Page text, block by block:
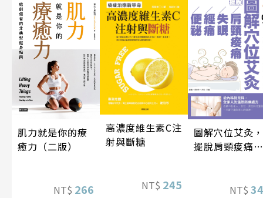
肌力就是你的療
癒力（二版）
NT$ 266
高濃度維生素C注
射與斷糖
NT$ 245
圖解穴位艾灸，
擺脫肩頸痠痛、
NT$